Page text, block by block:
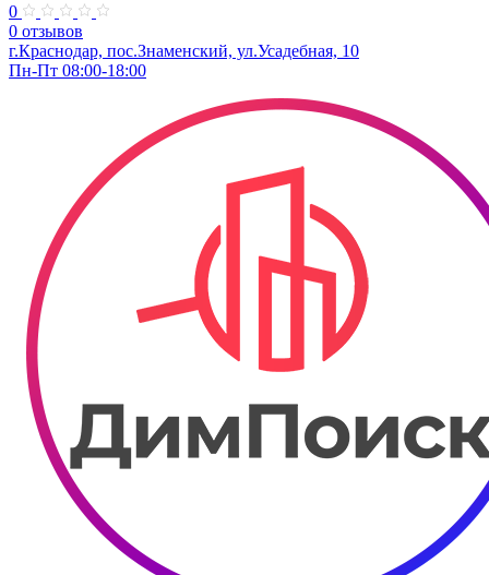
0
0 отзывов
г.Краснодар, пос.Знаменский, ул.Усадебная, 10
Пн-Пт 08:00-18:00